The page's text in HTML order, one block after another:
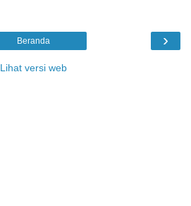
›
Beranda
Lihat versi web